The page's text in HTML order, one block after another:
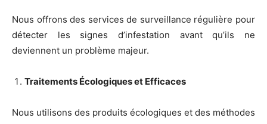
Nous offrons des services de surveillance régulière pour
détecter les signes d’infestation avant qu’ils ne
deviennent un problème majeur.
Traitements Écologiques et Efficaces
Nous utilisons des produits écologiques et des méthodes